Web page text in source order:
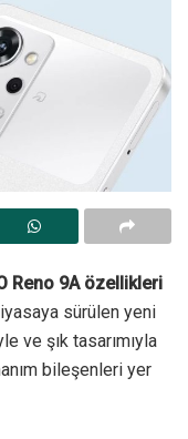
Reno 9A özellikleri
sürülen yeni
ve şık tasarımıyla
bileşenleri yer